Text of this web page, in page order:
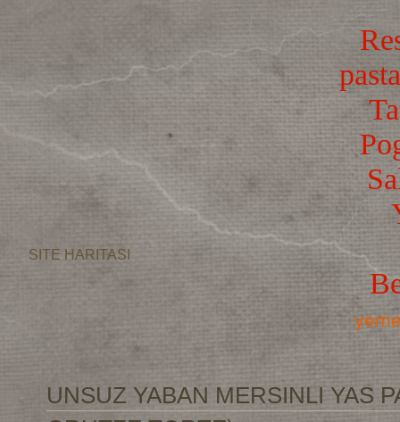
SITE HARITASI
UNSUZ YABAN MERSINLI YAS